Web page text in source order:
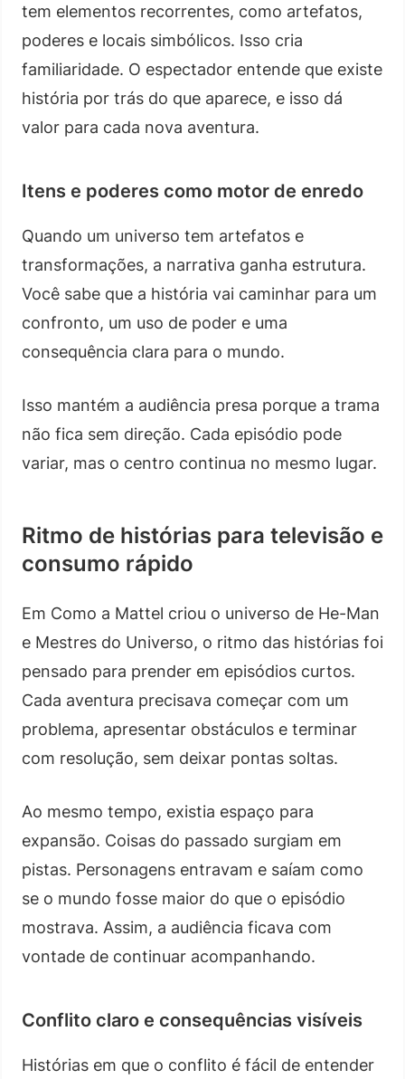
tem elementos recorrentes, como artefatos,
poderes e locais simbólicos. Isso cria
familiaridade. O espectador entende que existe
história por trás do que aparece, e isso dá
valor para cada nova aventura.
Itens e poderes como motor de enredo
Quando um universo tem artefatos e
transformações, a narrativa ganha estrutura.
Você sabe que a história vai caminhar para um
confronto, um uso de poder e uma
consequência clara para o mundo.
Isso mantém a audiência presa porque a trama
não fica sem direção. Cada episódio pode
variar, mas o centro continua no mesmo lugar.
Ritmo de histórias para televisão e
consumo rápido
Em Como a Mattel criou o universo de He-Man
e Mestres do Universo, o ritmo das histórias foi
pensado para prender em episódios curtos.
Cada aventura precisava começar com um
problema, apresentar obstáculos e terminar
com resolução, sem deixar pontas soltas.
Ao mesmo tempo, existia espaço para
expansão. Coisas do passado surgiam em
pistas. Personagens entravam e saíam como
se o mundo fosse maior do que o episódio
mostrava. Assim, a audiência ficava com
vontade de continuar acompanhando.
Conflito claro e consequências visíveis
Histórias em que o conflito é fácil de entender